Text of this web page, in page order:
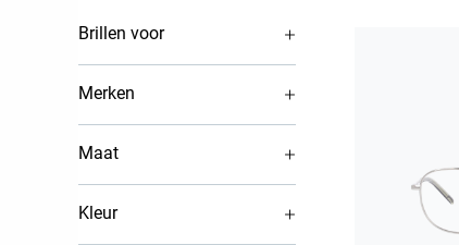
Brillen voor
Merken
Maat
Kleur